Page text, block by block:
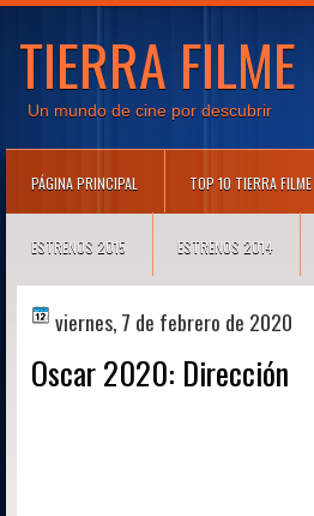
TIERRA FILME
Un mundo de cine por descubrir
PÁGINA PRINCIPAL TOP 10 TIERRA
ESTRENOS 2015 ESTRENOS 2014
viernes, 7 de febrero de 2020
Oscar 2020: Dirección